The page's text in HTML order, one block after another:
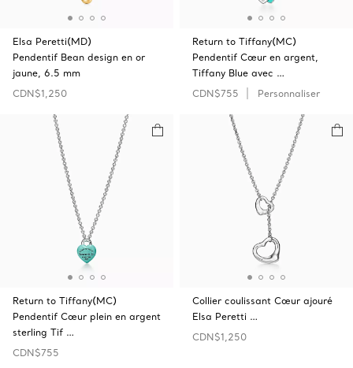
Elsa Peretti(MD)
Pendentif Bean design en or
jaune, 6.5 mm
CDN$1,250
Return to Tiffany(MC)
Pendentif Cœur en argent,
Tiffany Blue avec …
CDN$755
Personnaliser
Return to Tiffany(MC)
Pendentif Cœur plein en argent
sterling Tif …
CDN$755
Collier coulissant Cœur ajouré
Elsa Peretti …
CDN$1,250